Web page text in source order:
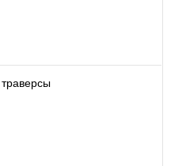
траверсы